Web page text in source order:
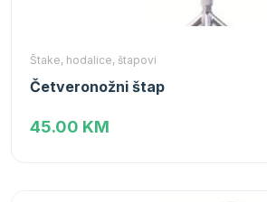
Štake, hodalice, štapovi
Četveronožni štap
45.00 KM